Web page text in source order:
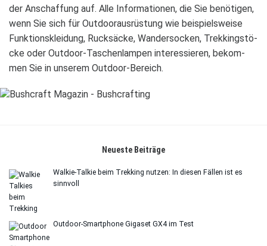
der Anschaf­fung auf. Alle Infor­ma­tio­nen, die Sie benö­ti­gen,
wenn Sie sich für Out­door­aus­rüs­tung wie bei­spiels­weise
Funk­ti­ons­klei­dung, Ruck­sä­cke, Wan­der­so­cken, Trek­king­stö­
cke oder Out­door-Taschen­lam­pen inter­es­sie­ren, bekom­
men Sie in unse­rem Out­door-Bereich.
Neu­este Bei­träge
Wal­kie-Tal­kie beim Trek­king nut­zen: In die­sen Fäl­len ist es
sinn­voll
Out­door-Smart­phone Giga­set GX4 im Test